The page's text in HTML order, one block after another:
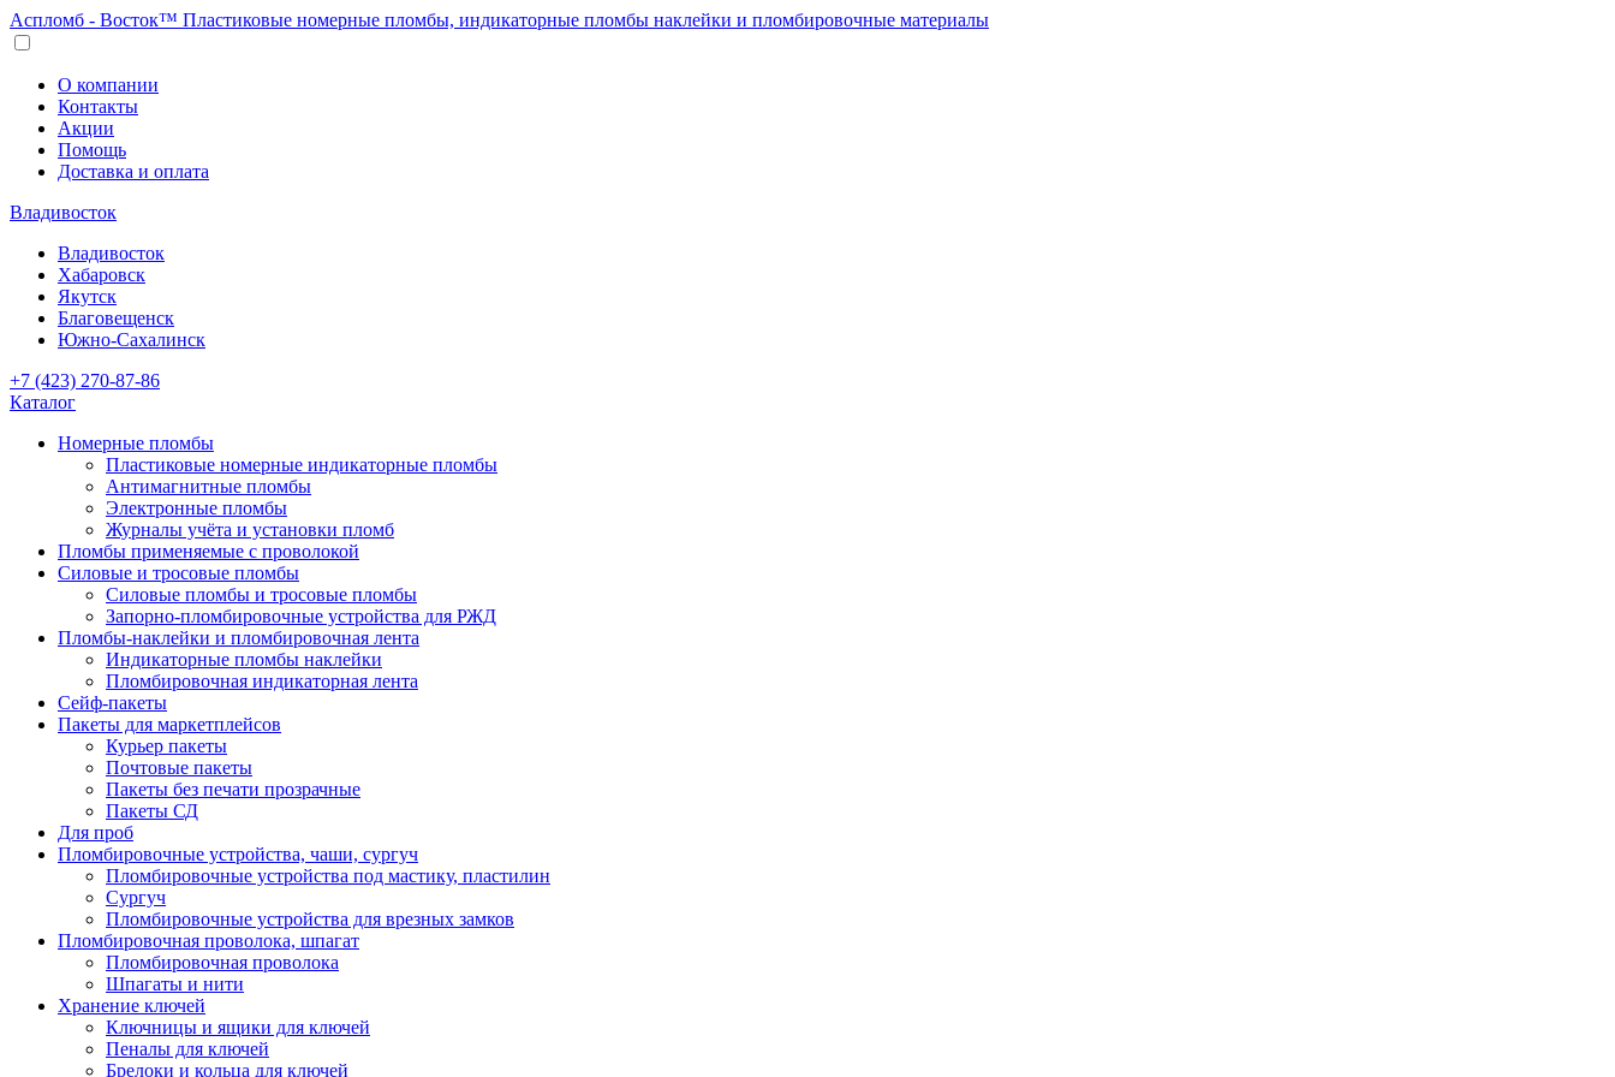
Аспломб - Восток™ Пластиковые номерные пломбы, индикаторные пломбы наклейки и пломбировочные материалы
О компании
Контакты
Акции
Помощь
Доставка и оплата
Владивосток
Владивосток
Хабаровск
Якутск
Благовещенск
Южно-Сахалинск
+7 (423) 270-87-86
Каталог
Номерные пломбы
Пластиковые номерные индикаторные пломбы
Антимагнитные пломбы
Электронные пломбы
Журналы учёта и установки пломб
Пломбы применяемые с проволокой
Силовые и тросовые пломбы
Силовые пломбы и тросовые пломбы
Запорно-пломбировочные устройства для РЖД
Пломбы-наклейки и пломбировочная лента
Индикаторные пломбы наклейки
Пломбировочная индикаторная лента
Сейф-пакеты
Пакеты для маркетплейсов
Курьер пакеты
Почтовые пакеты
Пакеты без печати прозрачные
Пакеты СД
Для проб
Пломбировочные устройства, чаши, сургуч
Пломбировочные устройства под мастику, пластилин
Сургуч
Пломбировочные устройства для врезных замков
Пломбировочная проволока, шпагат
Пломбировочная проволока
Шпагаты и нити
Хранение ключей
Ключницы и ящики для ключей
Пеналы для ключей
Брелоки и кольца для ключей